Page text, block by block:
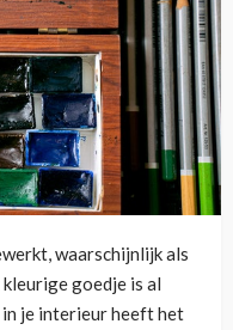
waarschijnlijk als
goedje is al
in je interieur heeft het